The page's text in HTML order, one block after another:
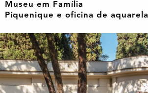
Museu em Família
Piquenique e oficina de aquarela